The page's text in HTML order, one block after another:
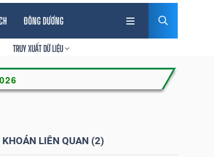
ĐÔNG DƯƠNG
TRUY XUẤT DỮ LIỆU
LIÊN QUAN (2)